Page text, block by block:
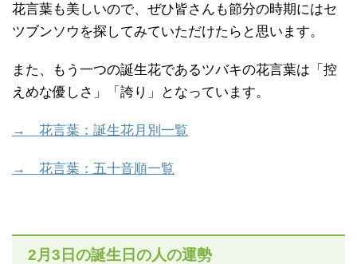
花言葉も美しいので、ぜひ皆さんも節分の時期にはセ
ツブンソウを探してみていただけたらと思います。
また、もう一つの誕生花であるツバキの花言葉は「控
えめな優しさ」「誇り」となっています。
→ 花言葉：誕生花月別一覧
→ 花言葉：五十音順一覧
2月3日の誕生日の人の運勢